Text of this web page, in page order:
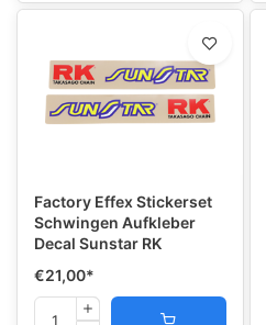
Factory Effex Stickerset
Schwingen Aufkleber
Decal Sunstar RK
€21,00*